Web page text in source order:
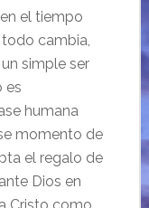
el tiempo
cambia,
simple ser
es
humana
momento de
el regalo de
Dios en